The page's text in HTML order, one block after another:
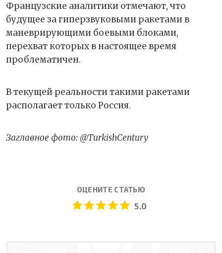
Французские аналитики отмечают, что
будущее за гиперзвуковыми ракетами в
маневрирующими боевыми блоками,
перехват которых в настоящее время
проблематичен.
В текущей реальности такими ракетами
располагает только Россия.
Заглавное фото: @TurkishCentury
ОЦЕНИТЕ СТАТЬЮ
5.0